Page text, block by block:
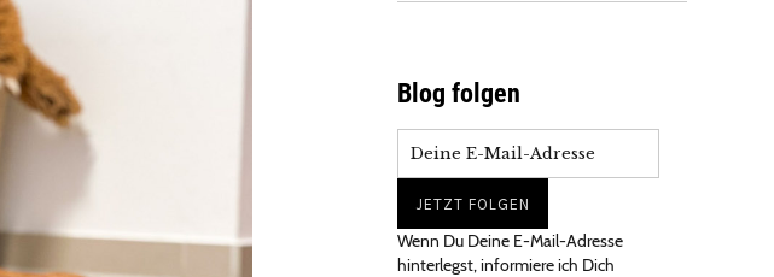
Blog folgen
Wenn Du Deine E-Mail-Adresse
hinterlegst, informiere ich Dich